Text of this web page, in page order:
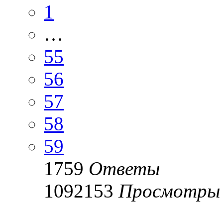
1
…
55
56
57
58
59
1759 Ответы
1092153 Просмотры